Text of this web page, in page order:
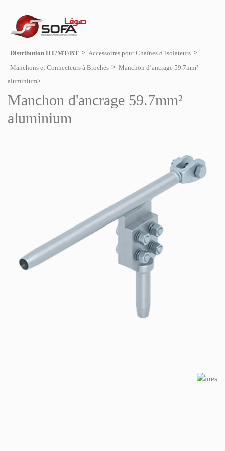
Distribution HT/MT/BT
Accessoires pour Chaînes d’Isolateurs
Manchons et Connecteurs à Broches
Manchon d’ancrage 59.7mm²
aluminium
Manchon d'ancrage 59.7mm²
aluminium